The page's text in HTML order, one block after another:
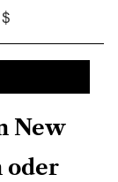
New
oder